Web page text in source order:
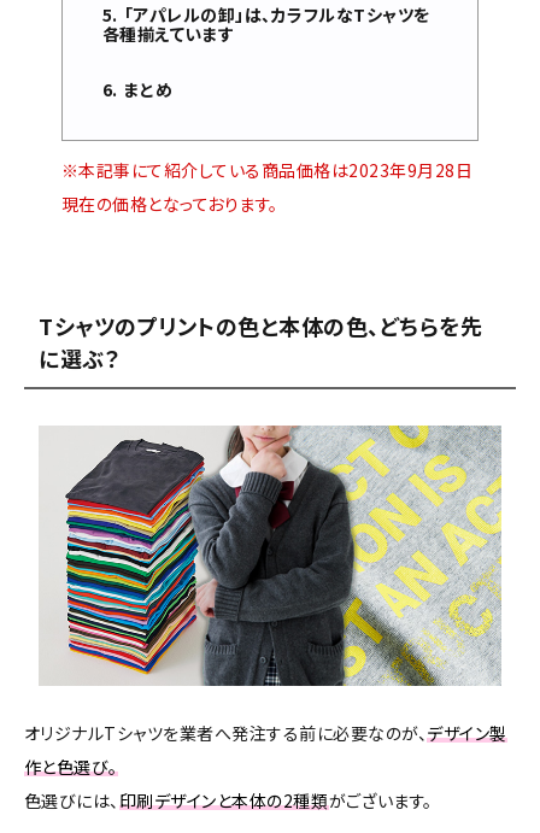
「アパレルの卸」は、カラフルなTシャツを
各種揃えています
まとめ
※本記事にて紹介している商品価格は2023年9月28日
現在の価格となっております。
Tシャツのプリントの色と本体の色、どちらを先
に選ぶ？
オリジナルTシャツを業者へ発注する前に必要なのが、デザイン製
作と色選び。
色選びには、 印刷デザインと本体の2種類がございます。